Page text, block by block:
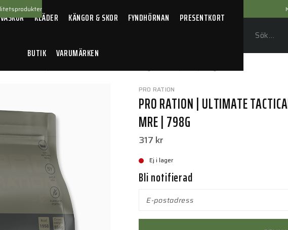
KLÄDER KÄNGOR & SKOR FYNDHÖRNAN PRESENTKORT
BUTIK VARUMÄRKEN
PRO RATION
PRO RATION | ULTIMATE
MRE | 798G
317 kr
Ej i lager
Bli notifierad